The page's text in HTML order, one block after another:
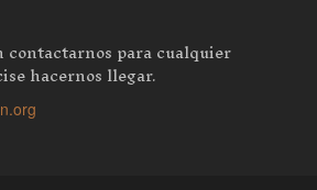
contactarnos para cualquier
hacernos llegar.